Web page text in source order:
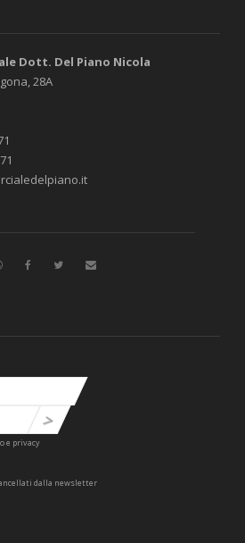
Dott. Del Piano Nicola
28A
e privacy
dalla newsletter